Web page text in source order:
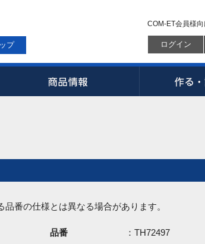
プ
COM-ET会員様
ログイン
番の仕様とは異なる場合があります。
品番
：TH72497